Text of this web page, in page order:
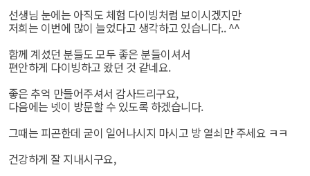
선생님 눈에는 아직도 체험 다이빙처럼 보이시겠지만
저희는 이번에 많이 늘었다고 생각하고 있습니다.. ^^
함께 계셨던 분들도 모두 좋은 분들이셔서
편안하게 다이빙하고 왔던 것 같네요.
좋은 추억 만들어주셔서 감사드리구요,
다음에는 넷이 방문할 수 있도록 하겠습니다.
그때는 피곤한데 굳이 일어나시지 마시고 방 열쇠만 주세요 ㅋㅋ
건강하게 잘 지내시구요,